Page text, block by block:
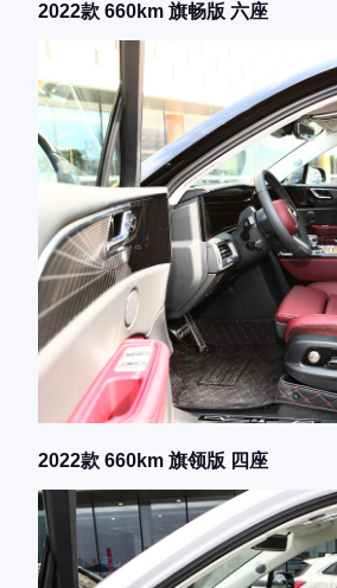
2022款 660km 旗畅版 六座
2022款 660km 旗领版 四座